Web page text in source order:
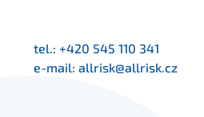
tel.: +420 545 110 341
e-mail: allrisk@allrisk.cz